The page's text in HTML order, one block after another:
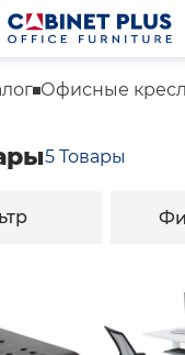
Офисные
5 Товары